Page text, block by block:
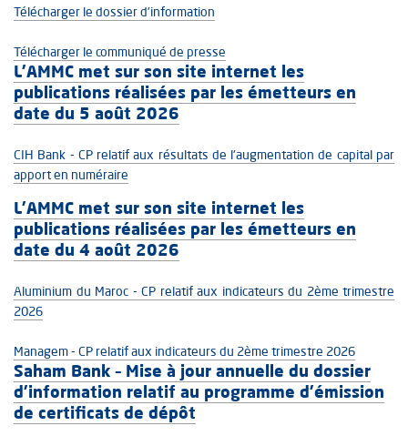
Télécharger le dossier d’information
Télécharger le communiqué de presse
L’AMMC met sur son site internet les
publications réalisées par les émetteurs en
date du 5 août 2026
CIH Bank - CP relatif aux résultats de l'augmentation de capital par
apport en numéraire
L’AMMC met sur son site internet les
publications réalisées par les émetteurs en
date du 4 août 2026
Aluminium du Maroc - CP relatif aux indicateurs du 2ème trimestre
2026
Managem - CP relatif aux indicateurs du 2ème trimestre 2026
Saham Bank – Mise à jour annuelle du dossier
d’information relatif au programme d'émission
de certificats de dépôt